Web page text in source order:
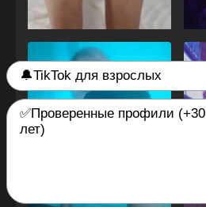
🔔TikTok для взрослых
✅Проверенные профили (+30
лет)